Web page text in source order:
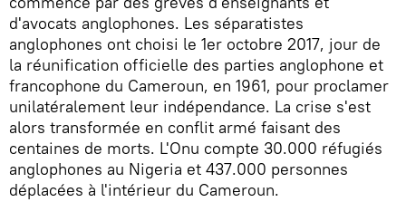
d'avocats anglophones. Les séparatistes
anglophones ont choisi le 1er octobre 2017, jour de
la réunification officielle des parties anglophone et
francophone du Cameroun, en 1961, pour proclamer
unilatéralement leur indépendance. La crise s'est
alors transformée en conflit armé faisant des
centaines de morts. L'Onu compte 30.000 réfugiés
anglophones au Nigeria et 437.000 personnes
déplacées à l'intérieur du Cameroun.